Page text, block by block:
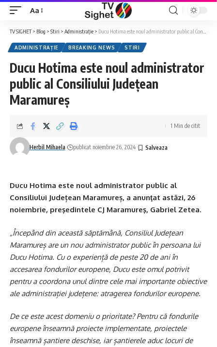
Font
Resizer
Aa
TV SIGHET> Blog > Stiri > Administrație > Ducu Hotima este noul administrator public al Consiliului Județean Maramureș
ADMINISTRAȚIE BREAKING NEWS STIRI
Ducu Hotima este noul administrator
public al Consiliului Județean
Maramureș
Herbil Mihaela publicat noiembrie 26, 2024
1 Min de citit
Ducu Hotima este noul administrator public al
Consiliului Județean Maramureș, a anunţat astăzi, 26
noiembrie, preşedintele CJ Maramureş, Gabriel Zetea.
„Începând din această săptămână, Consiliul Județean
Maramureș are un nou administrator public în persoana lui
Ducu Hotima. Cu o experiență de peste 20 de ani în
accesarea fondurilor europene, Ducu este omul potrivit
pentru a coordona unul dintre cele mai importante obiective
ale administrației județene: atragerea fondurilor europene.
De ce este acest domeniu o prioritate? Pentru că fondurile
europene înseamnă proiecte implementate, proiectele
înseamnă șantiere deschise, iar șantierele aduc locuri de